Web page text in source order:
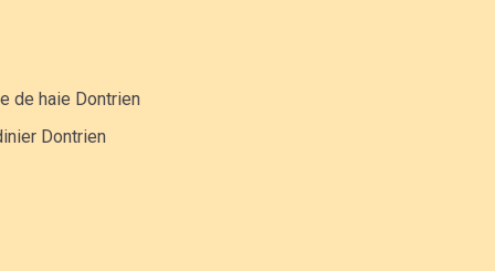
de haie Dontrien
Dontrien